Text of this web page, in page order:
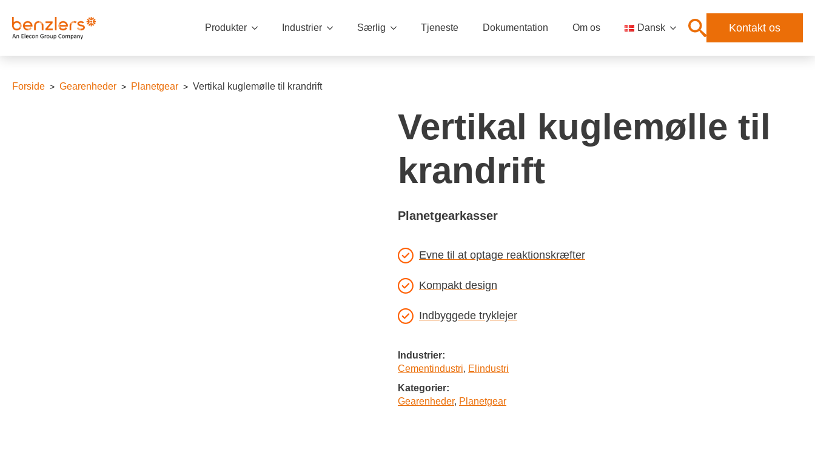
Produkter Industrier Særlig Tjeneste Dokumentation Om os Dansk Kontakt os
Forside Gearenheder Planetgear Vertikal kuglemølle til krandrift
Vertikal kuglemølle til
krandrift
Planetgearkasser
Evne til at optage reaktionskræfter
Kompakt design
Indbyggede tryklejer
Industrier:
Cementindustri, Elindustri
Kategorier:
Gearenheder, Planetgear